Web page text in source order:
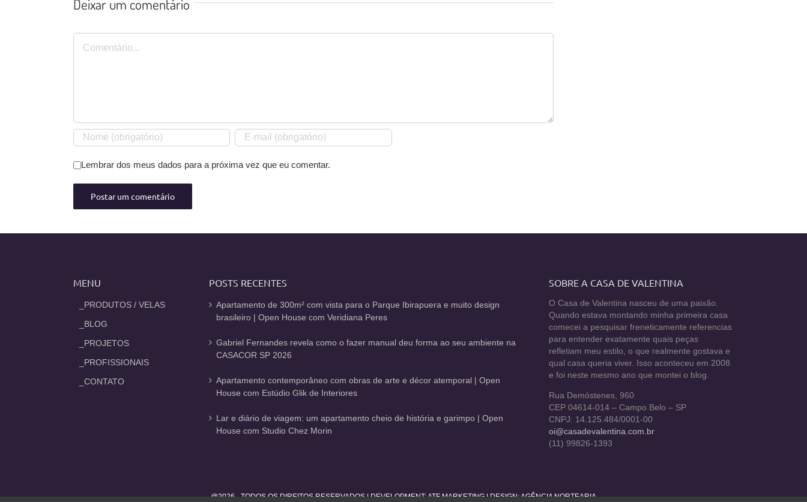
Deixar um comentário
Comentário
Lembrar dos meus dados para a próxima vez que eu comentar.
MENU
_PRODUTOS / VELAS
_BLOG
_PROJETOS
_PROFISSIONAIS
_CONTATO
POSTS RECENTES
Apartamento de 300m² com vista para o Parque Ibirapuera e muito design
brasileiro | Open House com Veridiana Peres
Gabriel Fernandes revela como o fazer manual deu forma ao seu ambiente na
CASACOR SP 2026
Apartamento contemporâneo com obras de arte e décor atemporal | Open
House com Estúdio Glik de Interiores
Lar e diário de viagem: um apartamento cheio de história e garimpo | Open
House com Studio Chez Morin
SOBRE A CASA DE VALENTINA
O Casa de Valentina nasceu de uma paixão.
Quando estava montando minha primeira casa
comecei a pesquisar freneticamente referencias
para entender exatamente quais peças
refletiam meu estilo, o que realmente gostava e
qual casa queria viver. Isso aconteceu em 2008
e foi neste mesmo ano que montei o blog.
Rua Demóstenes, 960
CEP 04614-014 – Campo Belo – SP
CNPJ: 14.125.484/0001-00
oi@casadevalentina.com.br
(11) 99826-1393
@2026 - TODOS OS DIREITOS RESERVADOS | DEVELOPMENT:ATF MARKETING| DESIGN: AGÊNCIA NORTEARIA